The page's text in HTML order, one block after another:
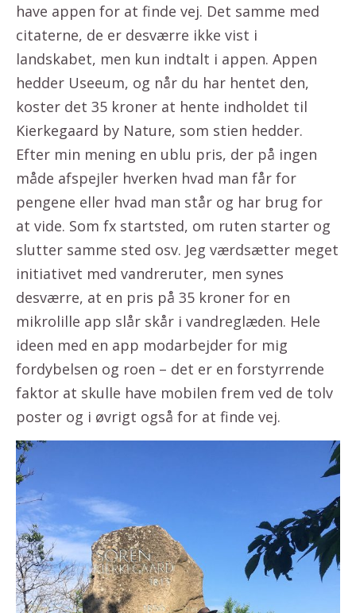
have appen for at finde vej. Det samme med
citaterne, de er desværre ikke vist i
landskabet, men kun indtalt i appen. Appen
hedder Useeum, og når du har hentet den,
koster det 35 kroner at hente indholdet til
Kierkegaard by Nature, som stien hedder.
Efter min mening en ublu pris, der på ingen
måde afspejler hverken hvad man får for
pengene eller hvad man står og har brug for
at vide. Som fx startsted, om ruten starter og
slutter samme sted osv. Jeg værdsætter meget
initiativet med vandreruter, men synes
desværre, at en pris på 35 kroner for en
mikrolille app slår skår i vandreglæden. Hele
ideen med en app modarbejder for mig
fordybelsen og roen – det er en forstyrrende
faktor at skulle have mobilen frem ved de tolv
poster og i øvrigt også for at finde vej.